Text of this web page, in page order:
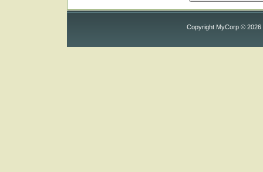
Copyright MyCorp © 2026